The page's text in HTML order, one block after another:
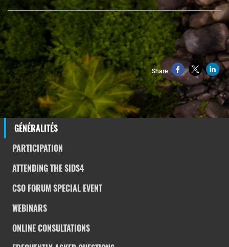
Share
GÉNÉRALITÉS
PARTICIPATION
ATTENDING THE SIDS4
CSO FORUM SPECIAL EVENT
WEBINARS
ONLINE CONSULTATIONS